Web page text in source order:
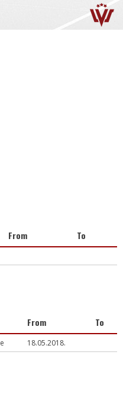
From To
From To
18.05.2018.